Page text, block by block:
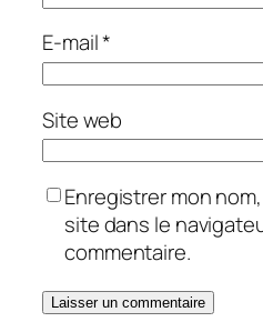
E-mail*
Site web
Enregistrer mon
site dans le
commentaire.